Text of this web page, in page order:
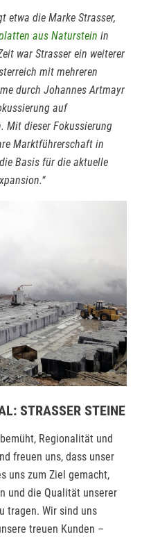
etwa die Marke Strasser,
aus Naturstein in
war Strasser ein weiterer
mit mehreren
durch Johannes Artmayr
auf
Mit dieser Fokussierung
Marktführerschaft in
Basis für die aktuelle
STRASSER STEINE
Regionalität und
freuen uns, dass unser
uns zum Ziel gemacht,
und die Qualität unserer
tragen. Wir sind uns
treuen Kunden –